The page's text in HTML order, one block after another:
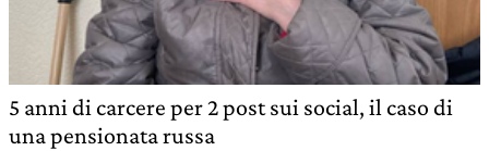
5 anni di carcere per 2 post sui social, il caso di
una pensionata russa